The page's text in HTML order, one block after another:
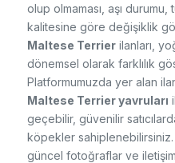
olup olmaması, aşı
kalitesine göre değişiklik
Maltese Terrier ilanları,
dönemsel olarak farklılık
Platformumuzda yer alan
Maltese Terrier yavruları
geçebilir, güvenilir
köpekler sahiplenebilirsiniz.
güncel fotoğraflar ve